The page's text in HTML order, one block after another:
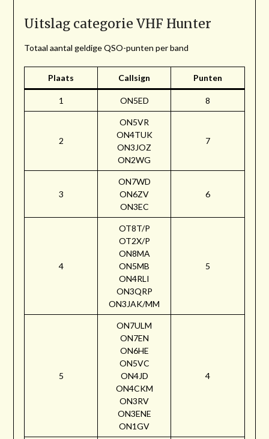
Uitslag categorie VHF Hunter
Totaal aantal geldige QSO-punten per band
Plaats Callsign Punten
1 ON5ED 8
2
ON5VR
ON4TUK
ON3JOZ
ON2WG
7
3
ON7WD
ON6ZV
ON3EC
6
4
OT8T/P
OT2X/P
ON8MA
ON5MB
ON4RLI
ON3QRP
ON3JAK/MM
5
5
ON7ULM
ON7EN
ON6HE
ON5VC
ON4JD
ON4CKM
ON3RV
ON3ENE
ON1GV
4